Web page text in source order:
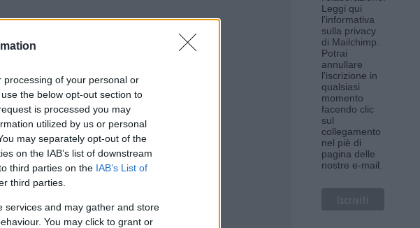
of your personal or
the below opt-out section to
is processed you may
utilized by us or personal
may separately opt-out of the
on the IAB’s list of downstream
third parties on the IAB’s List of
third parties.
services and may gather and store
You may click to grant or
che
nel
Leggi qui
l'informativa
sulla privacy
di Mailchimp.
Potrai
annullare
l'iscrizione in
qualsiasi
momento
facendo clic
sul
collegamento
nel piè di
pagina delle
nostre e-mail.